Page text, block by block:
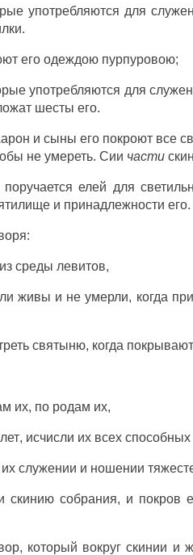
употребляются для
.
его одеждою пурпуровою;
употребляются для
шесты его.
и сыны его покроют все
не умереть. Сии части
поручаетсяелей для
и принадлежности его.
:
среды левитов,
живы и неумерли, когда
святыню, когда покрывают
их, по родам их,
лет, исчисли их всех способных
служении и ношении
скинию собрания, и покров
, который вокруг скинии и